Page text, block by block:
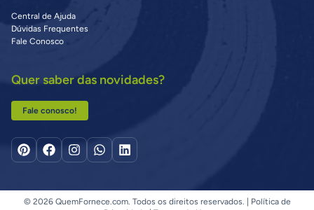
Central de Ajuda
Dúvidas Frequentes
Fale Conosco
Quer saber das novidades?
Fale conosco!
© 2026 QuemFornece.com. Todos os direitos reservados. |
Política de